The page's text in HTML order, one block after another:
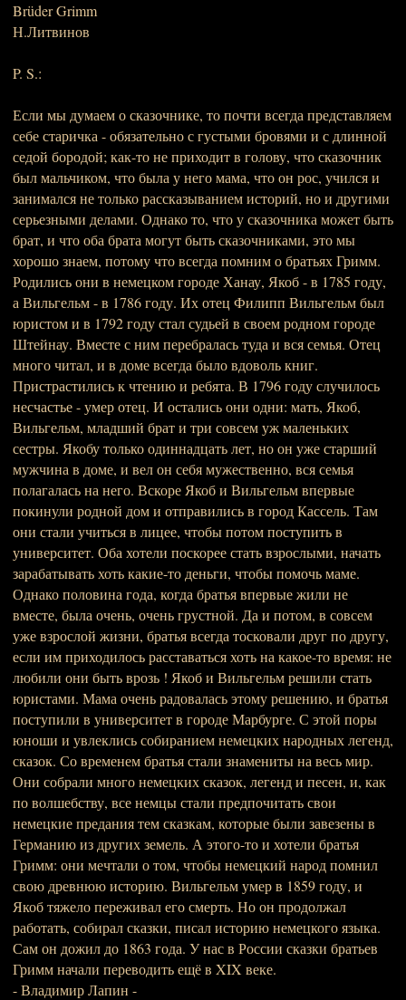
Brüder Grimm
Н.Литвинов
P. S.:
Если мы думаем о сказочнике, то почти всегда представляем
себе старичка - обязательно с густыми бровями и с длинной
седой бородой; как-то не приходит в голову, что сказочник
был мальчиком, что была у него мама, что он рос, учился и
занимался не только рассказыванием историй, но и другими
серьезными делами. Однако то, что у сказочника может быть
брат, и что оба брата могут быть сказочниками, это мы
хорошо знаем, потому что всегда помним о братьях Гримм.
Родились они в немецком городе Ханау, Якоб - в 1785 году,
а Вильгельм - в 1786 году. Их отец Филипп Вильгельм был
юристом и в 1792 году стал судьей в своем родном городе
Штейнау. Вместе с ним перебралась туда и вся семья. Отец
много читал, и в доме всегда было вдоволь книг.
Пристрастились к чтению и ребята. В 1796 году случилось
несчастье - умер отец. И остались они одни: мать, Якоб,
Вильгельм, младший брат и три совсем уж маленьких
сестры. Якобу только одиннадцать лет, но он уже старший
мужчина в доме, и вел он себя мужественно, вся семья
полагалась на него. Вскоре Якоб и Вильгельм впервые
покинули родной дом и отправились в город Кассель. Там
они стали учиться в лицее, чтобы потом поступить в
университет. Оба хотели поскорее стать взрослыми, начать
зарабатывать хоть какие-то деньги, чтобы помочь маме.
Однако половина года, когда братья впервые жили не
вместе, была очень, очень грустной. Да и потом, в совсем
уже взрослой жизни, братья всегда тосковали друг по другу,
если им приходилось расставаться хоть на какое-то время: не
любили они быть врозь ! Якоб и Вильгельм решили стать
юристами. Мама очень радовалась этому решению, и братья
поступили в университет в городе Марбурге. С этой поры
юноши и увлеклись собиранием немецких народных легенд,
сказок. Со временем братья стали знамениты на весь мир.
Они собрали много немецких сказок, легенд и песен, и, как
по волшебству, все немцы стали предпочитать свои
немецкие предания тем сказкам, которые были завезены в
Германию из других земель. А этого-то и хотели братья
Гримм: они мечтали о том, чтобы немецкий народ помнил
свою древнюю историю. Вильгельм умер в 1859 году, и
Якоб тяжело переживал его смерть. Но он продолжал
работать, собирал сказки, писал историю немецкого языка.
Сам он дожил до 1863 года. У нас в России сказки братьев
Гримм начали переводить ещё в XIX веке.
- Владимир Лапин -